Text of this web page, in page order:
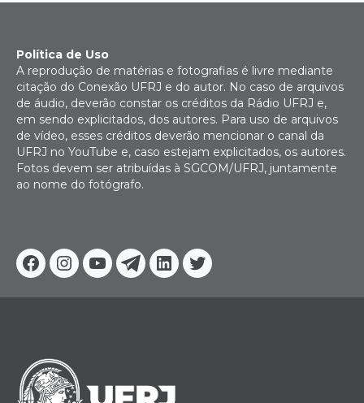
Facebook
Instagram
YoutubeTelegram
Linkedin
Twitter
Política de Uso
A reprodução de matérias e fotografias é livre mediante
citação do Conexão UFRJ e do autor. No caso de arquivos
de áudio, deverão constar os créditos da Rádio UFRJ e,
em sendo explicitados, dos autores. Para uso de arquivos
de vídeo, esses créditos deverão mencionar o canal da
UFRJ no YouTube e, caso estejam explicitados, os autores.
Fotos devem ser atribuídas à SGCOM/UFRJ, juntamente
ao nome do fotógrafo.